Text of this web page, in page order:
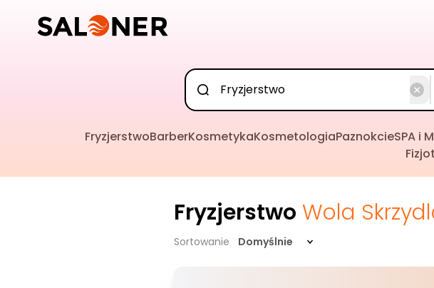
FryzjerstwoBarberKosmetykaKosmetologiaPaznokcieSPA i
Fryzjerstwo Wola
Sortowanie Domyślnie